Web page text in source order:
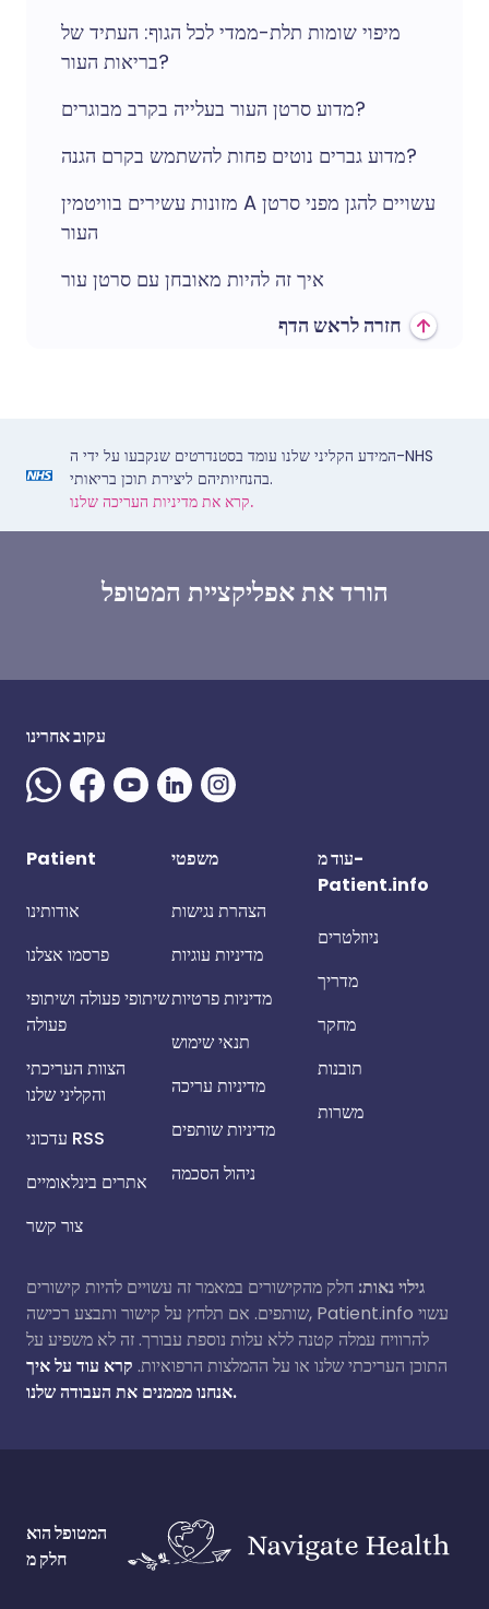
מיפוי שומות תלת-ממדי לכל הגוף: העתיד של
בריאות העור?
מדוע סרטן העור בעלייה בקרב מבוגרים?
מדוע גברים נוטים פחות להשתמש בקרם הגנה?
מזונות עשירים בוויטמין A עשויים להגן מפני סרטן
העור
איך זה להיות מאובחן עם סרטן עור
חזרה לראש הדף
המידע הקליני שלנו עומד בסטנדרטים שנקבעו על ידי ה-NHS
בהנחיותיהם ליצירת תוכן בריאותי.
קרא את מדיניות העריכה שלנו.
הורד את אפליקציית המטופל
עקוב אחרינו
Patient
אודותינו
פרסמו אצלנו
שיתופי פעולה ושיתופי
פעולה
הצוות העריכתי
והקליני שלנו
עדכוני RSS
אתרים בינלאומיים
צור קשר
משפטי
הצהרת נגישות
מדיניות עוגיות
מדיניות פרטיות
תנאי שימוש
מדיניות עריכה
מדיניות שותפים
ניהול הסכמה
עוד מ-
Patient.info
ניוזלטרים
מדריך
מחקר
תובנות
משרות
גילוי נאות: חלק מהקישורים במאמר זה עשויים להיות קישורים
שותפים. אם תלחץ על קישור ותבצע רכישה, Patient.info עשוי
להרוויח עמלה קטנה ללא עלות נוספת עבורך. זה לא משפיע על
התוכן העריכתי שלנו או על ההמלצות הרפואיות. קרא עוד על איך
אנחנו מממנים את העבודה שלנו.
המטופל הוא
חלק מ